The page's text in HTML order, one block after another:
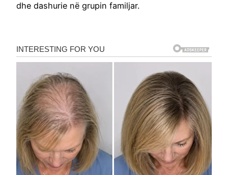
dhe dashurie në grupin familjar.